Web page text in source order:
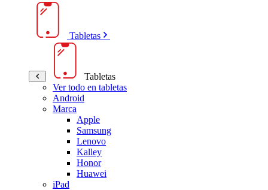
Tabletas
Tabletas
Ver todo en tabletas
Android
Marca
Apple
Samsung
Lenovo
Kalley
Honor
Huawei
iPad